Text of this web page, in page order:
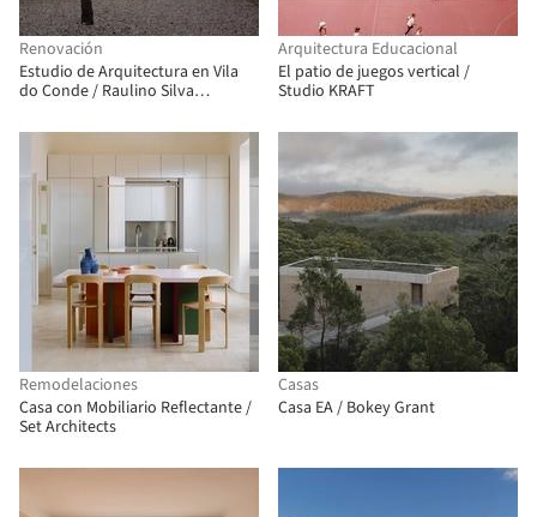
Renovación
Estudio de Arquitectura en Vila
do Conde / Raulino Silva
Arquitectura Educacional
El patio de juegos vertical /
Studio KRAFT
Remodelaciones
Casa con Mobiliario Reflectante /
Set Architects
Casas
Casa EA / Bokey Grant